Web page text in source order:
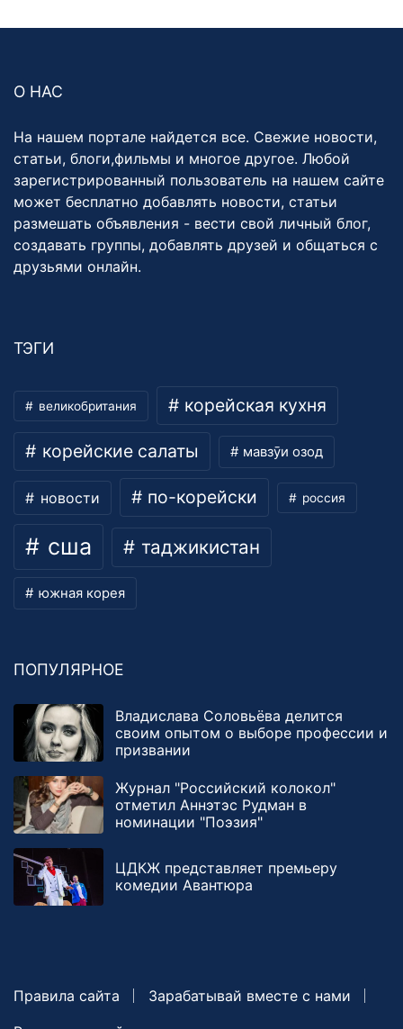
О НАС
На нашем портале найдется все. Свежие новости,
статьи, блоги,фильмы и многое другое. Любой
зарегистрированный пользователь на нашем сайте
может бесплатно добавлять новости, статьи
размешать объявления - вести свой личный блог,
создавать группы, добавлять друзей и общаться с
друзьями онлайн.
ТЭГИ
великобритания корейская кухня
корейские салаты мавзӯи озод
новости по-корейски россия
сша таджикистан
южная корея
ПОПУЛЯРНОЕ
Владислава Соловьёва делится
своим опытом о выборе профессии и
призвании
Журнал "Российский колокол"
отметил Аннэтэс Рудман в
номинации "Поэзия"
ЦДКЖ представляет премьеру
комедии Авантюра
Правила сайта
Зарабатывай вместе с нами